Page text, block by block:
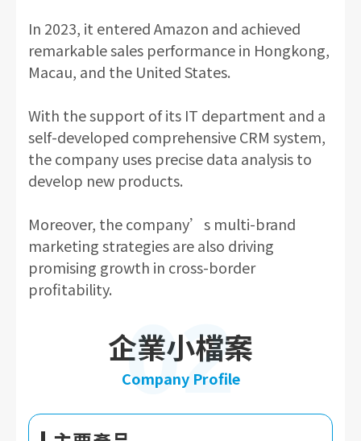
In 2023, it entered Amazon and achieved
remarkable sales performance in Hongkong,
Macau, and the United States.
With the support of its IT department and a
self-developed comprehensive CRM system,
the company uses precise data analysis to
develop new products.
Moreover, the company’s multi-brand
marketing strategies are also driving
promising growth in cross-border
profitability.
02
企業小檔案
Company Profile